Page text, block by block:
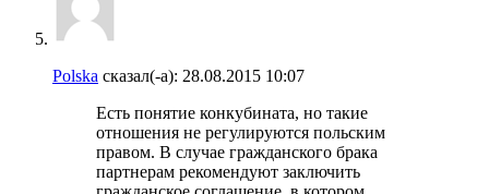
Polska сказал(-а): 28.08.2015 10:07
Есть понятие конкубината, но такие
отношения не регулируются польским
правом. В случае гражданского брака
партнерам рекомендуют заключить